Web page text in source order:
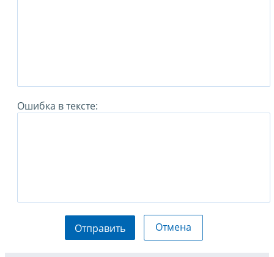
Ошибка в тексте:
Отправить Отмена